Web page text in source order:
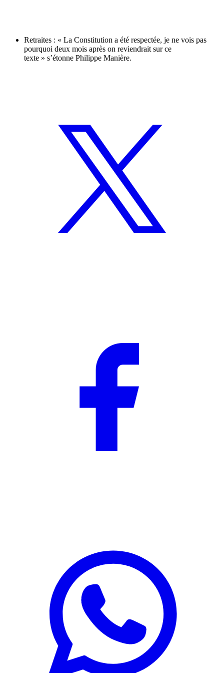
Retraites : « La Constitution a été respectée, je ne vois pas
pourquoi deux mois après on reviendrait sur ce
texte » s’étonne Philippe Manière.